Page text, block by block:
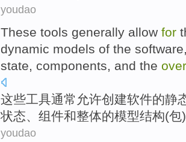
youdao
These tools generally allow for
dynamic models of the software
state
components , and the
这些工具通常 允许创建软件的静
状态
组件和整体的模型结构(包
youdao